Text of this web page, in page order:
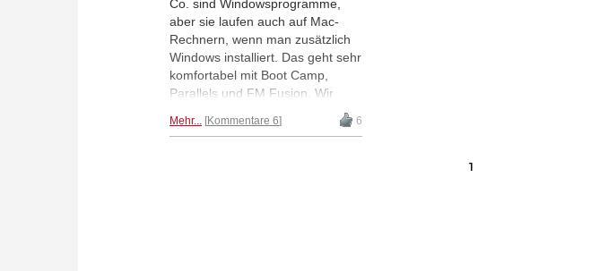
Co. sind Windowsprogramme,
aber sie laufen auch auf Mac-
Rechnern, wenn man zusätzlich
Windows installiert. Das geht sehr
komfortabel mit Boot Camp,
Parallels und FM Fusion. Wir
und beschreiben genau, wie Sie
Mehr... Kommentare 6 6
1